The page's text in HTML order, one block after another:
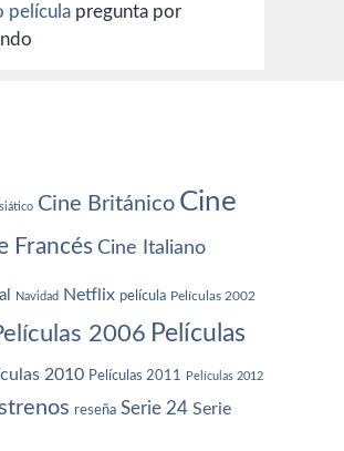
película pregunta por
Cine Británico Cine
Francés Cine Italiano
Navidad Netflix película Películas 2002
2006 Películas
2010 Películas 2011 Películas 2012
reseña Serie 24 Serie